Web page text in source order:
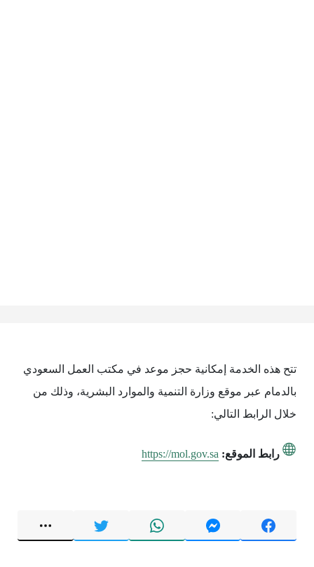
تتح هذه الخدمة إمكانية حجز موعد في مكتب العمل السعودي
بالدمام عبر موقع وزارة التنمية والموارد البشرية، وذلك من
خلال الرابط التالي:
رابط الموقع: https://mol.gov.sa